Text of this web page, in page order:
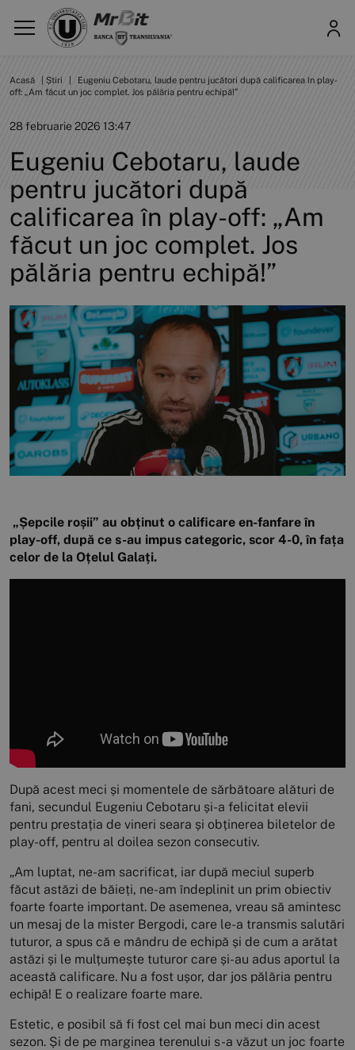
Acasă Știri
Eugeniu Cebotaru, laude pentru jucători după calificarea în play-
off: „Am făcut un joc complet. Jos pălăria pentru echipă!”
28 februarie 2026 13:47
Eugeniu Cebotaru, laude
pentru jucători după
calificarea în play-off: „Am
făcut un joc complet. Jos
pălăria pentru echipă!”
„Șepcile roșii” au obținut o calificare en-fanfare în
play-off, după ce s-au impus categoric, scor 4-0, în fața
celor de la Oțelul Galați.
După acest meci și momentele de sărbătoare alături de
fani, secundul Eugeniu Cebotaru și-a felicitat elevii
pentru prestația de vineri seara și obținerea biletelor de
play-off, pentru al doilea sezon consecutiv.
„Am luptat, ne-am sacrificat, iar după meciul superb
făcut astăzi de băieți, ne-am îndeplinit un prim obiectiv
foarte foarte important. De asemenea, vreau să amintesc
un mesaj de la mister Bergodi, care le-a transmis salutări
tuturor, a spus că e mândru de echipă și de cum a arătat
astăzi și le mulțumește tuturor care și-au adus aportul la
această calificare. Nu a fost ușor, dar jos pălăria pentru
echipă! E o realizare foarte mare.
Estetic, e posibil să fi fost cel mai bun meci din acest
sezon. Și de pe marginea terenului s-a văzut un joc foarte